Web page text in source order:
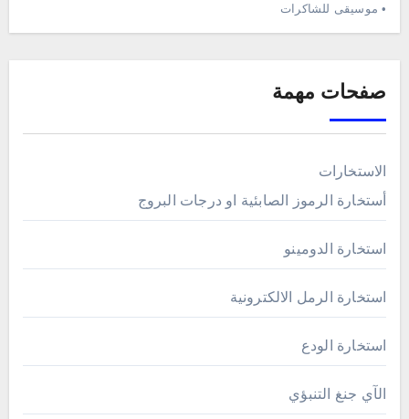
• موسيقى للشاكرات
صفحات مهمة
الاستخارات
أستخارة الرموز الصابئية او درجات البروج
استخارة الدومينو
استخارة الرمل الالكترونية
استخارة الودع
الآي جنغ التنبؤي